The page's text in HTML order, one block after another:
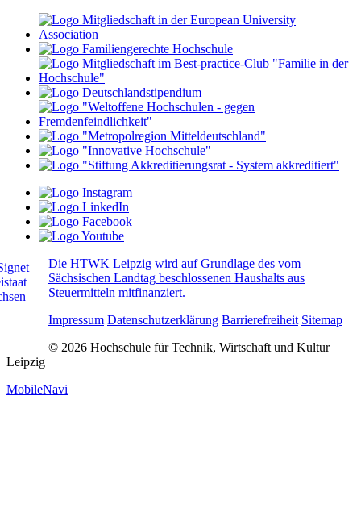
Die HTWK Leipzig wird auf Grundlage des vom
Sächsischen Landtag beschlossenen Haushalts aus
Steuermitteln mitfinanziert.
Impressum Datenschutzerklärung Barrierefreiheit Sitemap
© 2026 Hochschule für Technik, Wirtschaft und Kultur
Leipzig
MobileNavi